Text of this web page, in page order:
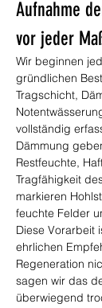
Aufnahme
vor jeder
Wir beginnen
gründlichen
Tragschicht,
vollständig
Dämmung
Restfeuchte,
Tragfähigkeit
markieren
feuchte Felder
Diese Vorarbeit
ehrlichen
Regeneration
sagen wir das
überwiegend